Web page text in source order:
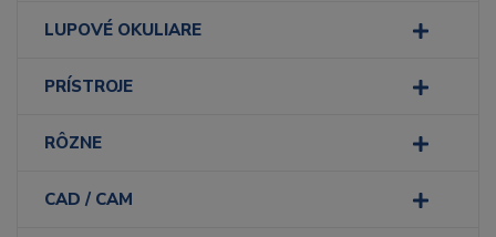
LUPOVÉ OKULIARE
PRÍSTROJE
RÔZNE
CAD / CAM